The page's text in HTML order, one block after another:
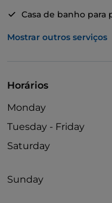
Casa de banho para
Fala-se inglês
Mostrar outros serviços
Horários
Monday
Tuesday - Friday
Saturday
Sunday